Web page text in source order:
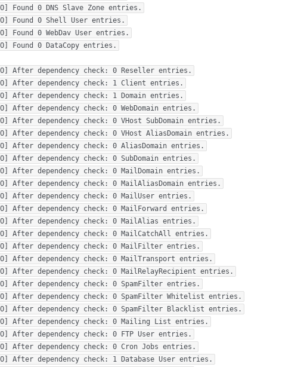
Found 0 DNS Slave Zone entries.
Found 0 Shell User entries.
Found 0 WebDav User entries.
Found 0 DataCopy entries.
After dependency check: 0 Reseller entries.
After dependency check: 1 Client entries.
After dependency check: 1 Domain entries.
After dependency check: 0 WebDomain entries.
After dependency check: 0 VHost SubDomain entries.
After dependency check: 0 VHost AliasDomain entries.
After dependency check: 0 AliasDomain entries.
After dependency check: 0 SubDomain entries.
After dependency check: 0 MailDomain entries.
After dependency check: 0 MailAliasDomain entries.
After dependency check: 0 MailUser entries.
After dependency check: 0 MailForward entries.
After dependency check: 0 MailAlias entries.
After dependency check: 0 MailCatchAll entries.
After dependency check: 0 MailFilter entries.
After dependency check: 0 MailTransport entries.
After dependency check: 0 MailRelayRecipient entries.
After dependency check: 0 SpamFilter entries.
After dependency check: 0 SpamFilter Whitelist entries.
After dependency check: 0 SpamFilter Blacklist entries.
After dependency check: 0 Mailing List entries.
After dependency check: 0 FTP User entries.
After dependency check: 0 Cron Jobs entries.
After dependency check: 1 Database User entries.